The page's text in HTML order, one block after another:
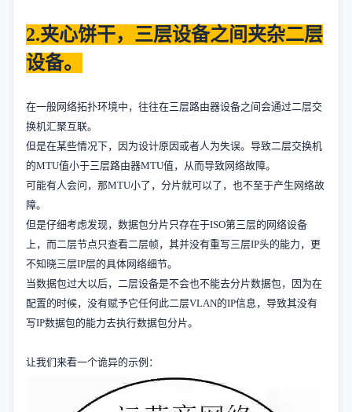
2.夹心饼干，三层设备之间夹杂二层
设备。
在一般网络拓扑环境中，往往在三层路由器设备之间会通过二层交
换机汇聚互联。
但是在某些情况下，因为设计原因或者人为失误。导致二层交换机
的MTU值小于三层路由器MTU值，从而导致网络故障。
可能有人会问，那MTU小了，分片就可以了，也不至于产生网络故
障。
但是仔细考虑发现，数据包分片只存在于ISO第三层的网络设备
上，而二层节点只查看二层帧，其并没有重写三层IP头的能力，更
不知晓三层IP层的具体网络细节。
当数据包过大以后，二层设备是不会也不能去分片数据包，因为在
配置的时候，没有赋予它任何此二层VLAN的IP信息，导致其没有
写IP数据包的能力去执行数据包分片。
让我们来看一个诡异的示例：